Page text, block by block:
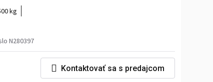
kg
N280397
Kontaktovať sa s predajcom